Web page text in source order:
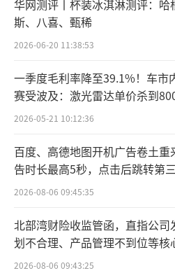
具体而言，在此次
院院士邓子新和英国皇
华网测评丨杯装冰淇淋测评：哈
斯、八喜、甄稀
2026-06-20 11:38:53
一季度毛利率降至39.1%！车市
赛受波及：激光雷达单价杀到
2026-05-21 10:12:36
百度、高德地图开机广告卷土重
告时长最高5秒，点击后跳转第
2026-08-06 09:45:35
北部湾财险收监管函，直指公司
划不合理、产品管理不到位等
点”
2026-08-06 09:43:25